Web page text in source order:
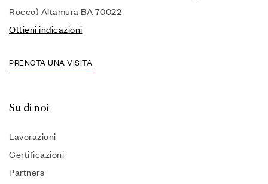
Rocco) Altamura BA 70022
Ottieni indicazioni
PRENOTA UNA VISITA
Su di noi
Lavorazioni
Certificazioni
Partners